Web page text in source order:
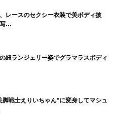
に周りにも優しく気遣ってく
のままの、とても頼りになる
竜大さんが、“サーフィン中
”を演じていますが、菊田さん
したか？
ンの板に全然乗れなくて、スタ
ながら乗ってたんですよ。もう
レースのセクシー衣装で美ボディ披
…
紐ランジェリー姿でグラマラスボディ
脚戦士えりいちゃん”に変身してマシュ